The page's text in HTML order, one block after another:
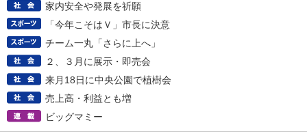
家内安全や発展を祈願
「今年こそはＶ」市長に決意
チーム一丸「さらに上へ」
２、３月に展示・即売会
来月18日に中央公園で植樹会
売上高・利益とも増
ビッグマミー